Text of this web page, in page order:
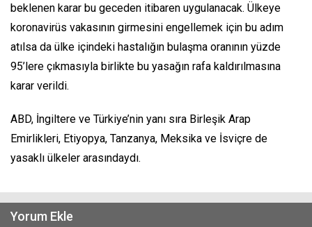
beklenen karar bu geceden itibaren uygulanacak. Ülkeye
koronavirüs vakasının girmesini engellemek için bu adım
atılsa da ülke içindeki hastalığın bulaşma oranının yüzde
95’lere çıkmasıyla birlikte bu yasağın rafa kaldırılmasına
karar verildi.
ABD, İngiltere ve Türkiye’nin yanı sıra Birleşik Arap
Emirlikleri, Etiyopya, Tanzanya, Meksika ve İsviçre de
yasaklı ülkeler arasındaydı.
Yorum Ekle